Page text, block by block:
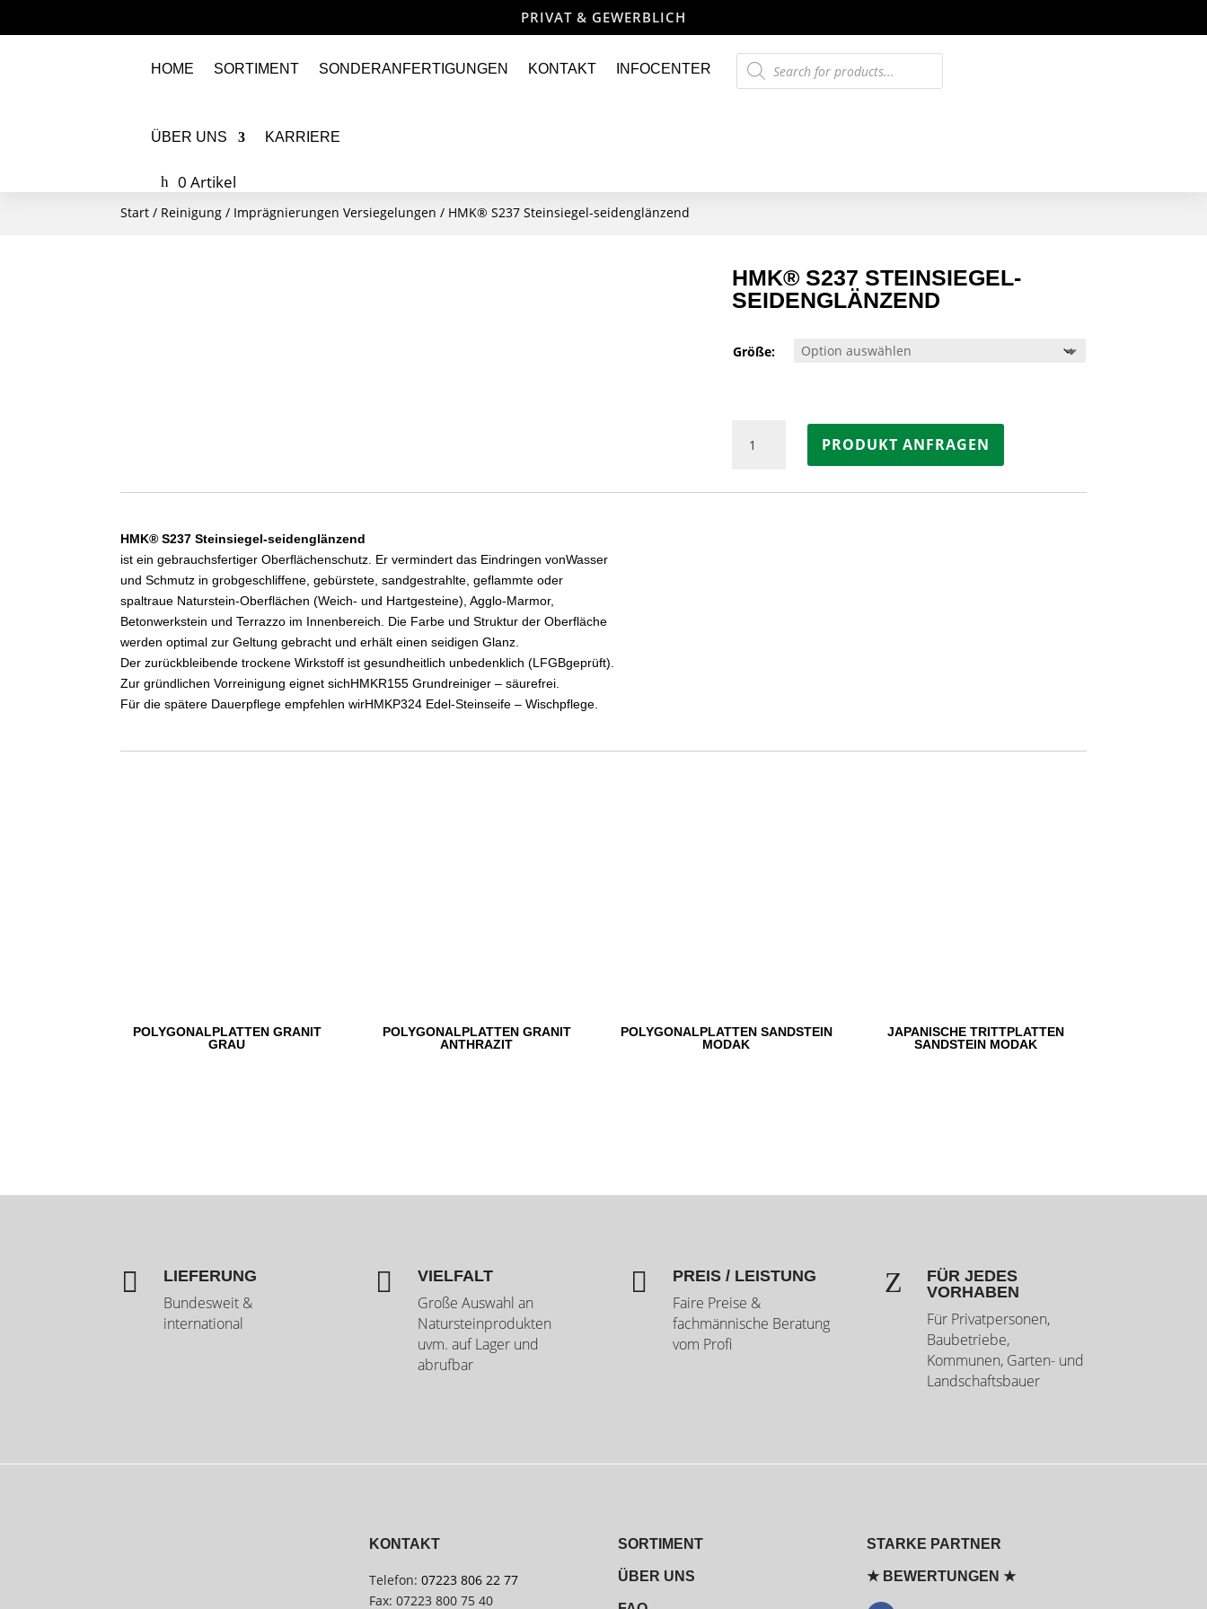
PRIVAT & GEWERBLICH
HOME SORTIMENT SONDERANFERTIGUNGEN KONTAKT INFOCENTER
ÜBER UNS KARRIERE
0 Artikel
Products
search
Start / Reinigung / Imprägnierungen Versiegelungen / HMK® S237 Steinsiegel-seidenglänzend
HMK® S237 STEINSIEGEL-
SEIDENGLÄNZEND
Größe:
S237
seidenglänzend
PRODUKT ANFRAGEN
HMK® S237 Steinsiegel-seidenglänzend
ist ein gebrauchsfertiger Oberflächenschutz. Er vermindert das Eindringen vonWasser
und Schmutz in grobgeschliffene, gebürstete, sandgestrahlte, geflammte oder
spaltraue Naturstein-Oberflächen (Weich- und Hartgesteine), Agglo-Marmor,
Betonwerkstein und Terrazzo im Innenbereich. Die Farbe und Struktur der Oberfläche
werden optimal zur Geltung gebracht und erhält einen seidigen Glanz.
Der zurückbleibende trockene Wirkstoff ist gesundheitlich unbedenklich (LFGBgeprüft).
Zur gründlichen Vorreinigung eignet sichHMKR155 Grundreiniger – säurefrei.
Für die spätere Dauerpflege empfehlen wirHMKP324 Edel-Steinseife – Wischpflege.
POLYGONALPLATTEN GRANIT
GRAU
POLYGONALPLATTEN GRANIT
ANTHRAZIT
POLYGONALPLATTEN SANDSTEIN
MODAK
JAPANISCHE TRITTPLATTEN
SANDSTEIN MODAK
 LIEFERUNG
Bundesweit &
international
 VIELFALT
Große Auswahl an
Natursteinprodukten
uvm. auf Lager und
abrufbar
 PREIS / LEISTUNG
Faire Preise &
fachmännische Beratung
vom Profi
Z
FÜR JEDES
VORHABEN
Für Privatpersonen,
Baubetriebe,
Kommunen, Garten- und
Landschaftsbauer
KONTAKT
Telefon:07223 806 22 77
Fax: 07223 800 75 40
SORTIMENT
ÜBER UNS
STARKE PARTNER
★ BEWERTUNGEN ★